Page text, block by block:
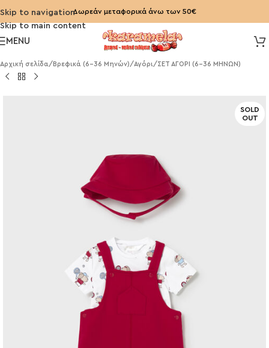
Skip to navigation
Skip to main content
Δωρεάν μεταφορικά άνω των 50€
MENU
Αρχική σελίδα/ Βρεφικά (6-36 Μηνών)/Αγόρι/ΣΕΤ ΑΓΟΡΙ (6-36 ΜΗΝΩΝ)
SOLD
OUT